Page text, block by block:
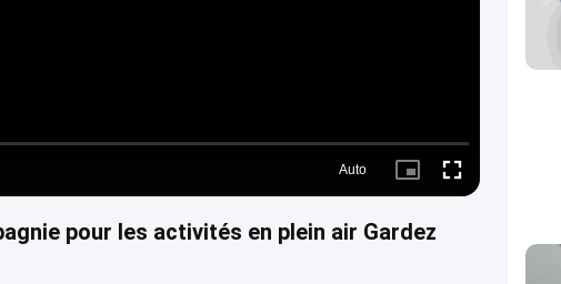
Auto
Picture- Fullscreen
pour les activités en plein air Gardez